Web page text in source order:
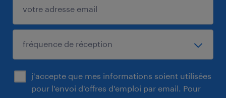
j'accepte que mes informations soient utilisées
pour l'envoi d'offres d'emploi par email. Pour